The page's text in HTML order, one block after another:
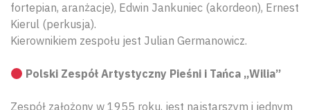
fortepian, aranżacje), Edwin Jankuniec (akordeon), Ernest
Kierul (perkusja).
Kierownikiem zespołu jest Julian Germanowicz.
Polski Zespół Artystyczny Pieśni i Tańca „Wilia”
Zespół założony w 1955 roku, jest najstarszym i jednym